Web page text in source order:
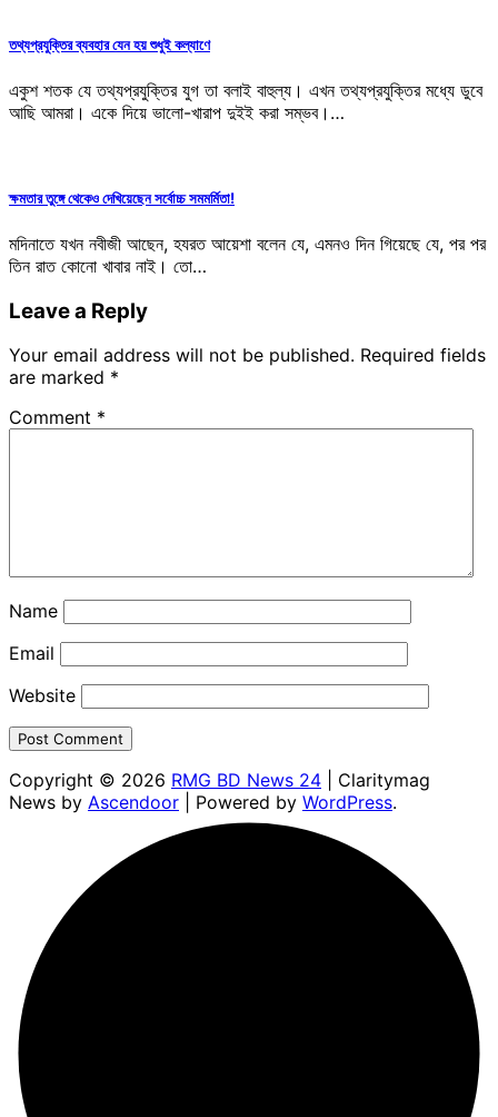
তথ্যপ্রযুক্তির ব্যবহার যেন হয় শুধুই কল্যাণে
একুশ শতক যে তথ্যপ্রযুক্তির যুগ তা বলাই বাহুল্য। এখন তথ্যপ্রযুক্তির মধ্যে ডুবে
আছি আমরা। একে দিয়ে ভালো-খারাপ দুইই করা সম্ভব।…
ক্ষমতার তুঙ্গে থেকেও দেখিয়েছেন সর্বোচ্চ সমমর্মিতা!
মদিনাতে যখন নবীজী আছেন, হযরত আয়েশা বলেন যে, এমনও দিন গিয়েছে যে, পর পর
তিন রাত কোনো খাবার নাই। তো…
Leave a Reply
Your email address will not be published. Required fields
are marked *
Comment *
Name
Email
Website
Copyright © 2026 RMG BD News 24 | Claritymag
News by Ascendoor | Powered by WordPress.